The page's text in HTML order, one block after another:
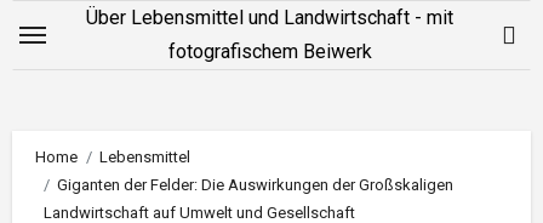
Inhalt
Über Lebensmittel und Landwirtschaft - mit
fotografischem Beiwerk
Home
Lebensmittel
Giganten der Felder: Die Auswirkungen der Großskaligen
Landwirtschaft auf Umwelt und Gesellschaft